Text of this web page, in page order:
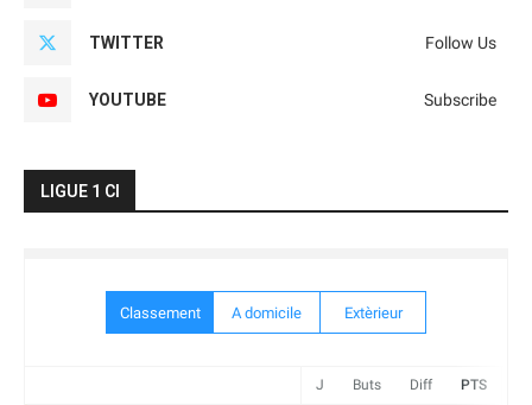
TWITTER Follow Us
YOUTUBE Subscribe
LIGUE 1 CI
Classement A domicile Extèrieur
J Buts Diff PTS